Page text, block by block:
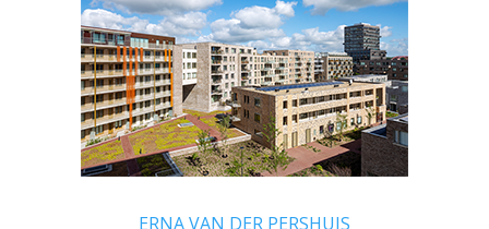
ERNA VAN DER PERSHUIS